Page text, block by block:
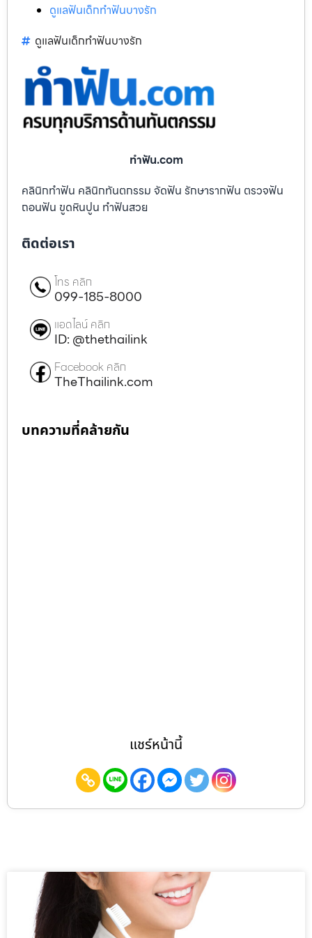
ดูแลฟันเด็กทำฟันบางรัก
ดูแลฟันเด็กทำฟันบางรัก
ทําฟัน.com
คลินิกทำฟัน คลินิกทันตกรรม จัดฟัน รักษารากฟัน ตรวจฟัน
ถอนฟัน ขูดหินปูน ทำฟันสวย
ติดต่อเรา
โทร คลิก
099-185-8000
แอดไลน์ คลิก
ID: @thethailink
Facebook คลิก
TheThailink.com
บทความที่คล้ายกัน
แชร์หน้านี้